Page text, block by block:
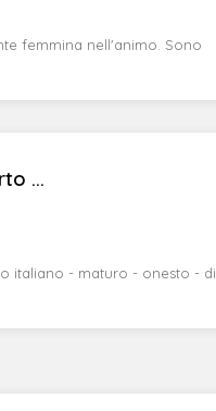
femmina nell'animo. Sono
...
italiano - maturo - onesto - di